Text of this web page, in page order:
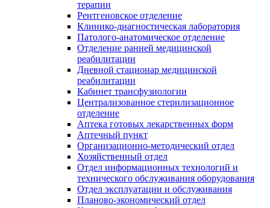
терапии
Рентгеновское отделение
Клинико-диагностическая лаборатория
Патолого-анатомическое отделение
Отделение ранней медицинской
реабилитации
Дневной стационар медицинской
реабилитации
Кабинет трансфузиологии
Централизованное стерилизационное
отделение
Аптека готовых лекарственных форм
Аптечный пункт
Организационно-методический отдел
Хозяйственный отдел
Отдел информационных технологий и
технического обслуживания оборудования
Отдел эксплуатации и обслуживания
Планово-экономический отдел